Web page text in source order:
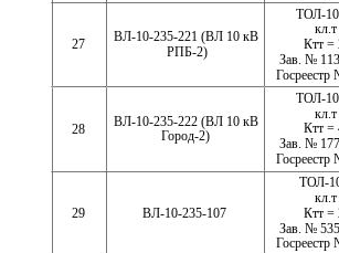
27
ВЛ-10-235-221 (ВЛ 10 кВ
РПБ-2)
ТОЛ-
Ктт =
Зав. №
28
ВЛ-10-235-222 (ВЛ 10 кВ
Город-2)
ТОЛ-
Ктт =
Зав. №
29 ВЛ-10-235-107
ТОЛ-
Ктт =
Зав. №